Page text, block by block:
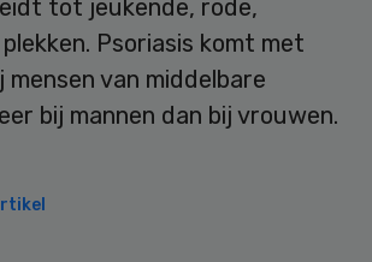
tot jeukende, rode,
Psoriasis komt met
mensen van middelbare
bij mannen dan bij vrouwen.